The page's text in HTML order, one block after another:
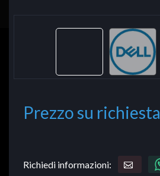
Prezzo su richiesta
Richiedi informazioni: